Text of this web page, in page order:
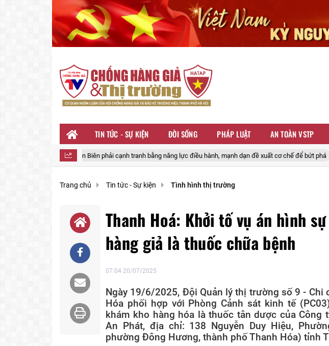
TIN TỨC - SỰ KIỆN ĐỜI SỐNG PHÁP LUẬT AN TOÀN VSTP
Điện Biên phải cạnh tranh bằng năng lực điều hành, mạnh dạn đề xuất cơ chế để bứt phá Thông cáo
Trang chủ Tin tức - Sự kiện Tình hình thị trường
Thanh Hoá: Khởi tố vụ án hình
hàng giả là thuốc chữa bệnh
07:04 20/07/2025
Ngày 19/6/2025, Đội Quản lý thị trường số 9 - Chi
Hóa phối hợp với Phòng Cảnh sát kinh tế
khám kho hàng hóa là thuốc tân dược của Công
An Phát, địa chỉ: 138 Nguyễn Duy Hiệu,
phường Đông Hương, thành phố Thanh Hóa) tỉnh